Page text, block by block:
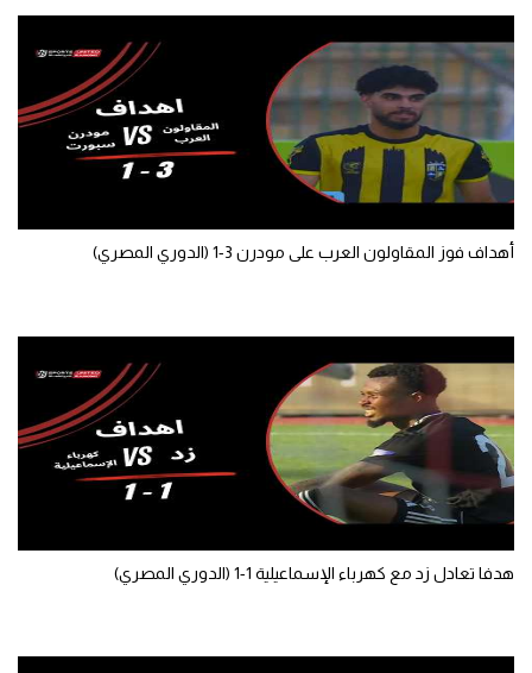
في المونديال
رياضة نسائية
آسيا
أمريكا
ركن الألعاب
ميركاتو
تحقيق في الجول
تقرير في الجول
تحليل في الجول
فيديو في الجول
أهداف فوز المقاولون العرب على مودرن 3-1 (الدوري المصري)
هدفا تعادل زد مع كهرباء الإسماعيلية 1-1 (الدوري المصري)